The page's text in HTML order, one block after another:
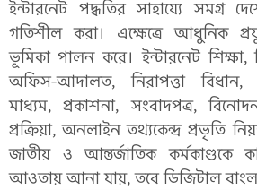
ইন্টারনেট পদ্ধতির সাহায্যে সমগ্র
গতিশীল করা। এক্ষেত্রে আধুনিক
ভূমিকা পালন করে। ইন্টারনেট শিক্ষা,
অফিস-আদালত, নিরাপত্তা বিধান,
মাধ্যম, প্রকাশনা, সংবাদপত্র,
প্রক্রিয়া, অনলাইন তথ্যকেন্দ্র প্রভৃতি
জাতীয় ও আন্তর্জাতিক কর্মকাণ্ডকে
আওতায় আনা যায়, তবে ডিজিটাল